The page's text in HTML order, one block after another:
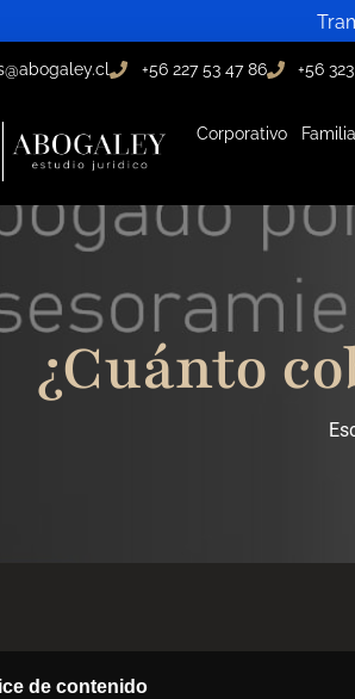
+56 227 53 47 86 +56
Corporativo Familia
¿Cuánto
de contenido